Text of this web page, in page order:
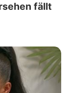
fällt